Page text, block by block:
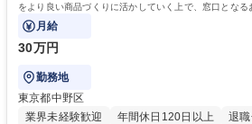
をより良い商品づくりに活かしていく上で、窓口となる
月給
30万円
勤務地
東京都中野区
業界未経験歓迎
年間休日120日以上 退職